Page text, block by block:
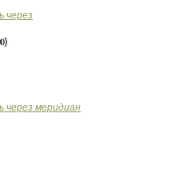
через
через меридиан